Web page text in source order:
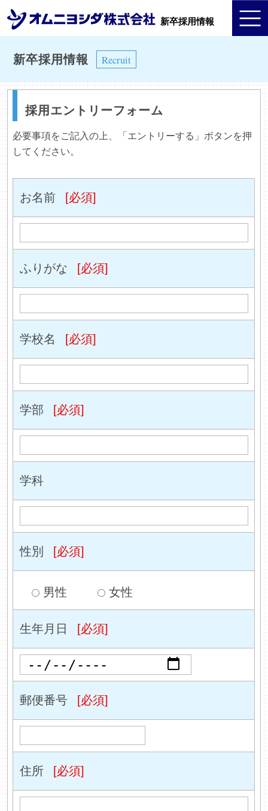
新卒採用情報
新卒採用情報 Recruit
採用エントリーフォーム
必要事項をご記入の上、「エントリーする」ボタンを押
してください。
お名前 [必須]
ふりがな [必須]
学校名 [必須]
学部 [必須]
学科
性別 [必須]
男性 女性
生年月日 [必須]
郵便番号 [必須]
住所 [必須]